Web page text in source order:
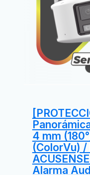
4 mm
(ColorVu) /
Alarma